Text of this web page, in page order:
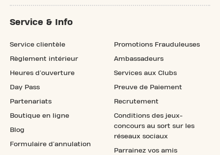
Service & Info
Service clientèle
Règlement intérieur
Heures d'ouverture
Day Pass
Partenariats
Boutique en ligne
Blog
Formulaire d'annulation
Promotions Frauduleuses
Ambassadeurs
Services aux Clubs
Preuve de Paiement
Recrutement
Conditions des jeux-
concours au sort sur les
réseaux sociaux
Parrainez vos amis